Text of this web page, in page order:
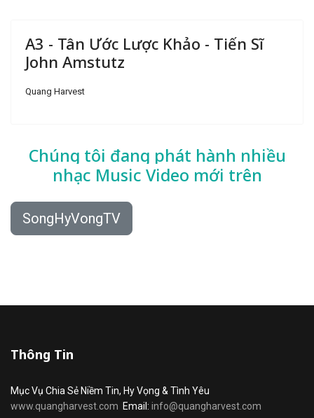
A3 - Tân Ước Lược Khảo - Tiến Sĩ
John Amstutz
Quang Harvest
Chúng tôi đang phát hành nhiều
nhạc Music Video mới trên
SongHyVongTV
Thông Tin
Mục Vụ Chia Sẻ Niềm Tin, Hy Vọng & Tình Yêu
www.quangharvest.com Email: info@quangharvest.com